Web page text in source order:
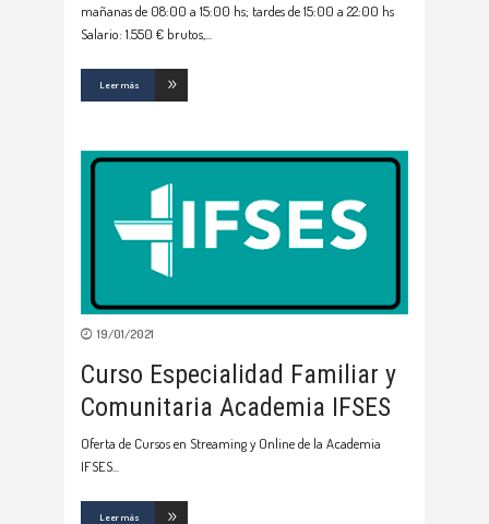
mañanas de 08:00 a 15:00 hs; tardes de 15:00 a 22:00 hs
Salario: 1.550 € brutos,
Leer más
19/01/2021
Curso Especialidad Familiar y
Comunitaria Academia IFSES
Oferta de Cursos en Streaming y Online de la Academia
IFSES
Leer más